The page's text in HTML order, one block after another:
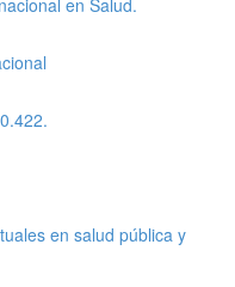
en salud pública y